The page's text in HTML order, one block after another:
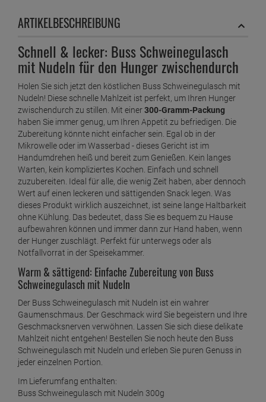
ARTIKELBESCHREIBUNG
Schnell & lecker: Buss Schweinegulasch
mit Nudeln für den Hunger zwischendurch
Holen Sie sich jetzt den köstlichen Buss Schweinegulasch mit
Nudeln! Diese schnelle Mahlzeit ist perfekt, um Ihren Hunger
zwischendurch zu stillen. Mit einer300-Gramm-Packung
haben Sie immer genug, um Ihren Appetit zu befriedigen. Die
Zubereitung könnte nicht einfacher sein. Egal ob in der
Mikrowelle oder im Wasserbad - dieses Gericht ist im
Handumdrehen heiß und bereit zum Genießen. Kein langes
Warten, kein kompliziertes Kochen. Einfach und schnell
zuzubereiten. Ideal für alle, die wenig Zeit haben, aber dennoch
Wert auf einen leckeren und sättigenden Snack legen. Was
dieses Produkt wirklich auszeichnet, ist seine lange Haltbarkeit
ohne Kühlung. Das bedeutet, dass Sie es bequem zu Hause
aufbewahren können und immer dann zur Hand haben, wenn
der Hunger zuschlägt. Perfekt für unterwegs oder als
Notfallvorrat in der Speisekammer.
Warm & sättigend: Einfache Zubereitung von Buss
Schweinegulasch mit Nudeln
Der Buss Schweinegulasch mit Nudeln ist ein wahrer
Gaumenschmaus. Der Geschmack wird Sie begeistern und Ihre
Geschmacksnerven verwöhnen. Lassen Sie sich diese delikate
Mahlzeit nicht entgehen! Bestellen Sie noch heute den Buss
Schweinegulasch mit Nudeln und erleben Sie puren Genuss in
jeder einzelnen Portion.
Im Lieferumfang enthalten:
Buss Schweinegulasch mit Nudeln 300g